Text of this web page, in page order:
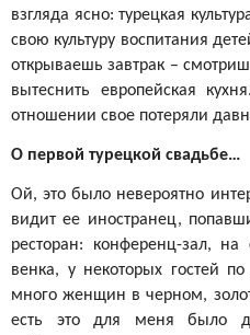
взгляда ясно: турецкая
свою культуру воспитания
открываешь завтрак –
вытеснить европейская
отношении свое потеряли
О первой турецкой свадьбе…
Ой, это было невероятно
видит ее иностранец,
ресторан: конференц-зал,
венка, у некоторых гостей
много женщин в черном,
есть это для меня было